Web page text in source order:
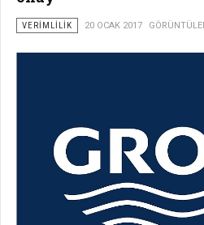
VERIMLILIK 20 OCAK 2017